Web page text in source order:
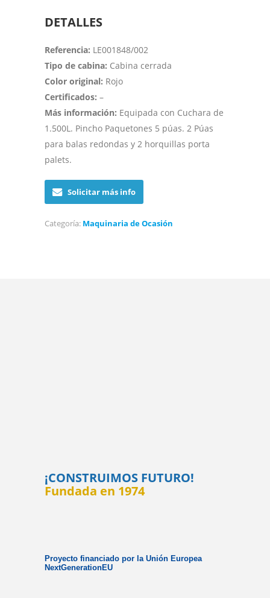
DETALLES
Referencia: LE001848/002
Tipo de cabina: Cabina cerrada
Color original: Rojo
Certificados: –
Más información: Equipada con Cuchara de
1.500L. Pincho Paquetones 5 púas. 2 Púas
para balas redondas y 2 horquillas porta
palets.
Solicitar más info
Categoría: Maquinaria de Ocasión
¡CONSTRUIMOS FUTURO!
Fundada en 1974
Proyecto financiado por la Unión Europea
NextGenerationEU